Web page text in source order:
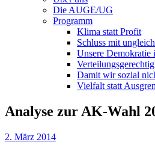
Die AUGE/UG
Programm
Klima statt Profit
Schluss mit ungleich
Unsere Demokratie
Damit wir sozial
Vielfalt statt
Analyse zur AK-Wahl
2. März 2014